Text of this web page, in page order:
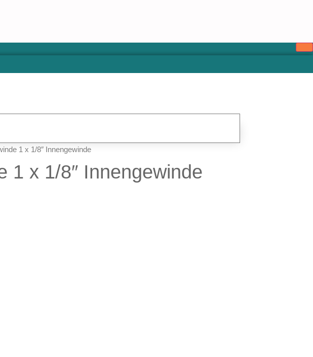
1 x 1/8″ Innengewinde
1 x 1/8″ Innengewinde